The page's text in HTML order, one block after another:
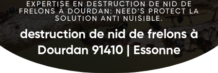
EXPERTISE EN DESTRUCTION DE NID DE
FRELONS À DOURDAN: NEED'S PROTECT LA
SOLUTION ANTI NUISIBLE.
destruction de nid de frelons à
Dourdan 91410 | Essonne